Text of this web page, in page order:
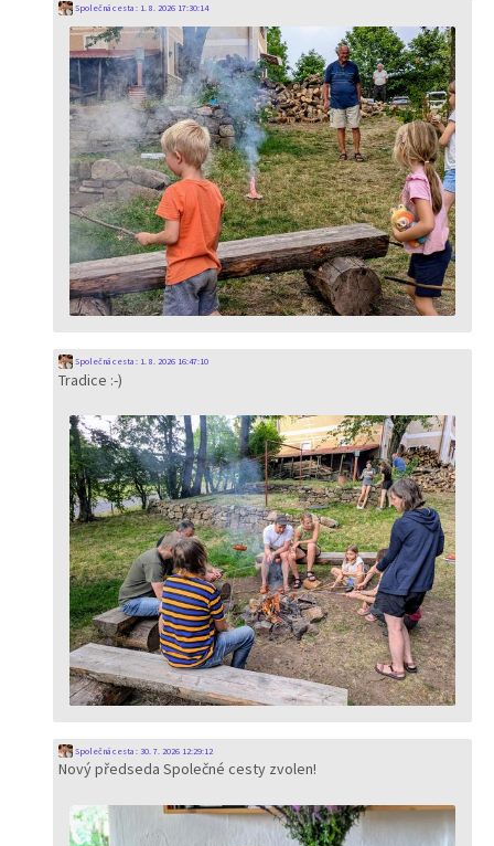
Společná cesta: 1. 8. 2026 17:30:14
Společná cesta: 1. 8. 2026 16:47:10
Tradice :-)
Společná cesta: 30. 7. 2026 12:29:12
Nový předseda Společné cesty zvolen!